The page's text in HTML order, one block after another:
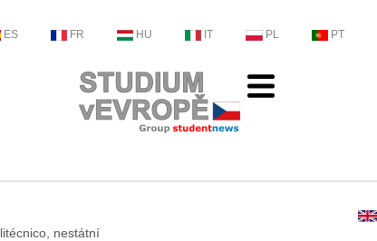
ES FR HU IT PL PT
nestátní